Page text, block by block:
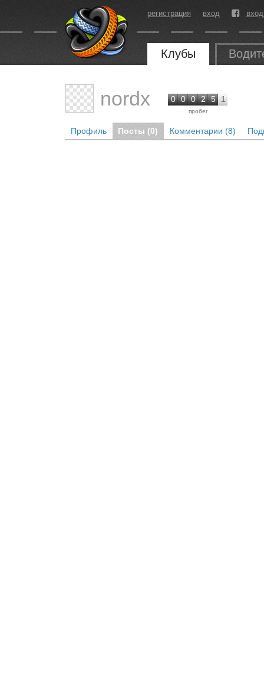
регистрация вход
Клубы
nordx 0 0 0 2 5 1
пробег
Профиль Посты (0) Комментарии (8)